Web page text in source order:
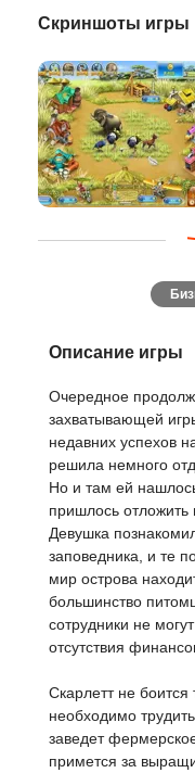
Скриншоты игры
Описание игры
Очередное
захватывающей
недавних успехов
решила немного
Но и там ей
пришлось отложить
Девушка
заповедника, и те
мир острова
большинство
сотрудники не
отсутствия
Скарлетт не боится
необходимо
заведет
примется за